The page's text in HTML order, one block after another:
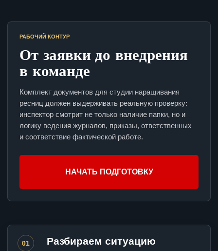
РАБОЧИЙ КОНТУР
От заявки до внедрения
в команде
Комплект документов для студии наращивания
ресниц должен выдерживать реальную проверку:
инспектор смотрит не только наличие папки, но и
логику ведения журналов, приказы, ответственных
и соответствие фактической работе.
НАЧАТЬ ПОДГОТОВКУ
01 Разбираем ситуацию